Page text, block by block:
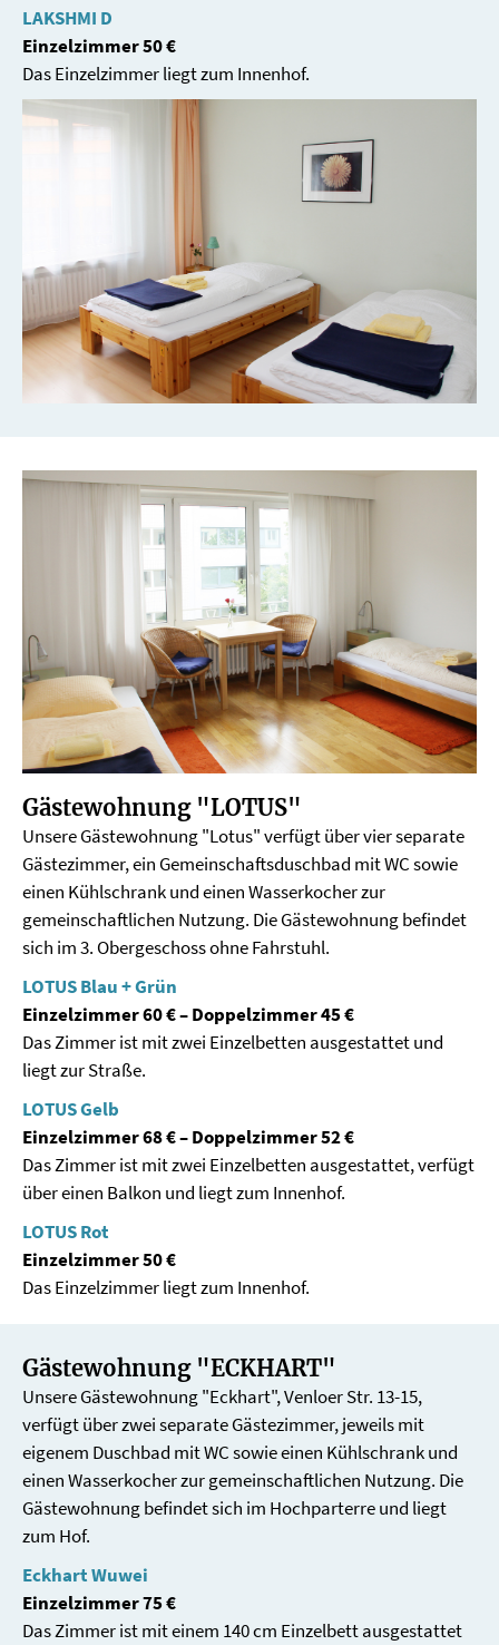
LAKSHMI D
Einzelzimmer 50 €
Das Einzelzimmer liegt zum Innenhof.
Gästewohnung "LOTUS"
Unsere Gästewohnung "Lotus" verfügt über vier separate
Gästezimmer, ein Gemeinschaftsduschbad mit WC sowie
einen Kühlschrank und einen Wasserkocher zur
gemeinschaftlichen Nutzung. Die Gästewohnung befindet
sich im 3. Obergeschoss ohne Fahrstuhl.
LOTUS Blau + Grün
Einzelzimmer 60 € – Doppelzimmer 45 €
Das Zimmer ist mit zwei Einzelbetten ausgestattet und
liegt zur Straße.
LOTUS Gelb
Einzelzimmer 68 € – Doppelzimmer 52 €
Das Zimmer ist mit zwei Einzelbetten ausgestattet, verfügt
über einen Balkon und liegt zum Innenhof.
LOTUS Rot
Einzelzimmer 50 €
Das Einzelzimmer liegt zum Innenhof.
Gästewohnung "ECKHART"
Unsere Gästewohnung "Eckhart", Venloer Str. 13-15,
verfügt über zwei separate Gästezimmer, jeweils mit
eigenem Duschbad mit WC sowie einen Kühlschrank und
einen Wasserkocher zur gemeinschaftlichen Nutzung. Die
Gästewohnung befindet sich im Hochparterre und liegt
zum Hof.
Eckhart Wuwei
Einzelzimmer 75 €
Das Zimmer ist mit einem 140 cm Einzelbett ausgestattet